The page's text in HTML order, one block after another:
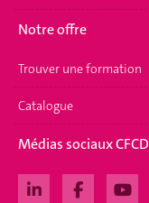
Notre offre
Trouver une formation
Catalogue
Médias sociaux CFCD